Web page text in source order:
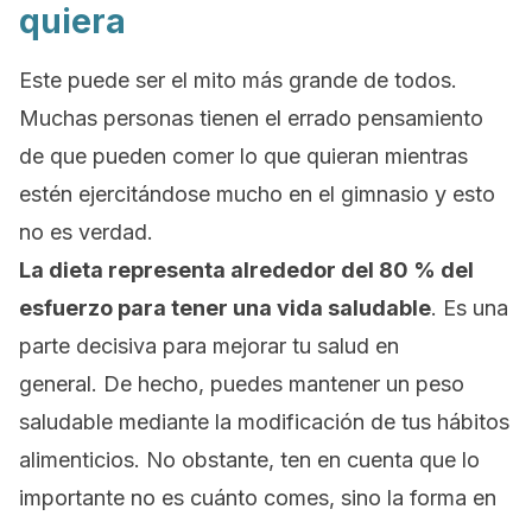
quiera
Este puede ser el mito más grande de todos.
Muchas personas tienen el errado pensamiento
de que pueden comer lo que quieran mientras
estén ejercitándose mucho en el gimnasio y esto
no es verdad.
La dieta representa alrededor del 80 % del
esfuerzo para tener una vida saludable. Es una
parte decisiva para mejorar tu salud en
general. De hecho, puedes mantener un peso
saludable mediante la modificación de tus hábitos
alimenticios. No obstante, ten en cuenta que lo
importante no es cuánto comes, sino la forma en